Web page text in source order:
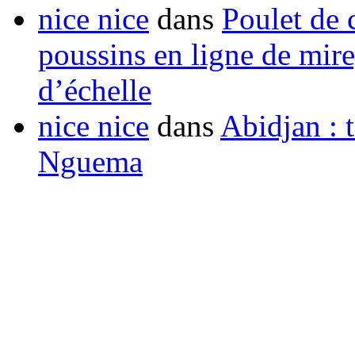
nice nice dans Poulet de
poussins en ligne de
d’échelle
nice nice dans Abidjan :
Nguema